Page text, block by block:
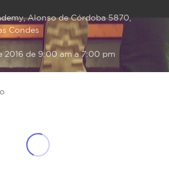
Alonso de Córdoba 5870,
Condes
2016 de 9:00 am a 7:00 pm